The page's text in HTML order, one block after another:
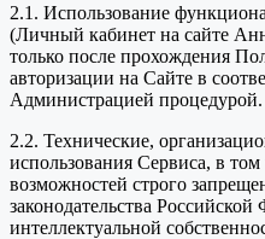
2.1. Использование
(Личный кабинет на сайте
только после прохождения
авторизации на Сайте в
Администрацией процедурой.
2.2. Технические,
использования Сервиса, в
возможностей строго
законодательства
интеллектуальной